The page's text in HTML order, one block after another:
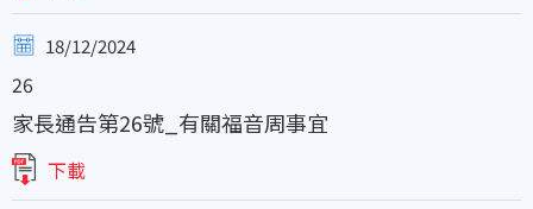
18/12/2024
26
家長通告第26號_有關福音周事宜
下載